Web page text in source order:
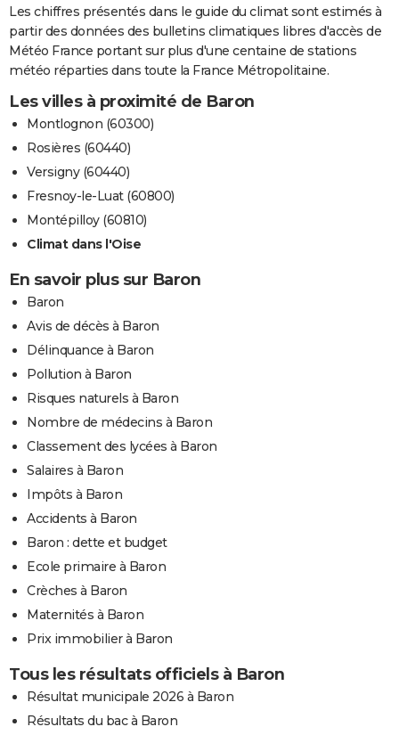
Les chiffres présentés dans le guide du climat sont estimés à
partir des données des bulletins climatiques libres d'accès de
Météo France portant sur plus d'une centaine de stations
météo réparties dans toute la France Métropolitaine.
Les villes à proximité de Baron
Montlognon (60300)
Rosières (60440)
Versigny (60440)
Fresnoy-le-Luat (60800)
Montépilloy (60810)
Climat dans l'Oise
En savoir plus sur Baron
Baron
Avis de décès à Baron
Délinquance à Baron
Pollution à Baron
Risques naturels à Baron
Nombre de médecins à Baron
Classement des lycées à Baron
Salaires à Baron
Impôts à Baron
Accidents à Baron
Baron : dette et budget
Ecole primaire à Baron
Crèches à Baron
Maternités à Baron
Prix immobilier à Baron
Tous les résultats officiels à Baron
Résultat municipale 2026 à Baron
Résultats du bac à Baron